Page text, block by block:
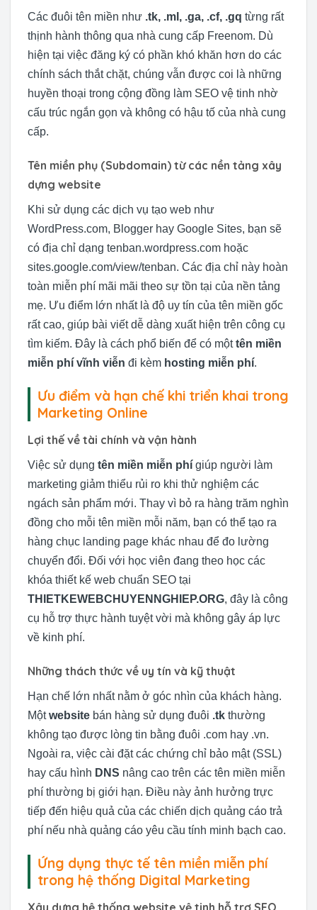
Các đuôi tên miền như .tk, .ml, .ga, .cf, .gq từng rất
thịnh hành thông qua nhà cung cấp Freenom. Dù
hiện tại việc đăng ký có phần khó khăn hơn do các
chính sách thắt chặt, chúng vẫn được coi là những
huyền thoại trong cộng đồng làm SEO vệ tinh nhờ
cấu trúc ngắn gọn và không có hậu tố của nhà cung
cấp.
Tên miền phụ (Subdomain) từ các nền tảng xây
dựng website
Khi sử dụng các dịch vụ tạo web như
WordPress.com, Blogger hay Google Sites, bạn sẽ
có địa chỉ dạng tenban.wordpress.com hoặc
sites.google.com/view/tenban. Các địa chỉ này hoàn
toàn miễn phí mãi mãi theo sự tồn tại của nền tảng
mẹ. Ưu điểm lớn nhất là độ uy tín của tên miền gốc
rất cao, giúp bài viết dễ dàng xuất hiện trên công cụ
tìm kiếm. Đây là cách phổ biến để có mộttên miền
miễn phí vĩnh viễn đi kèm hosting miễn phí.
Ưu điểm và hạn chế khi triển khai trong
Marketing Online
Lợi thế về tài chính và vận hành
Việc sử dụng tên miền miễn phí giúp người làm
marketing giảm thiểu rủi ro khi thử nghiệm các
ngách sản phẩm mới. Thay vì bỏ ra hàng trăm nghìn
đồng cho mỗi tên miền mỗi năm, bạn có thể tạo ra
hàng chục landing page khác nhau để đo lường
chuyển đổi. Đối với học viên đang theo học các
khóa thiết kế web chuẩn SEO tại
THIETKEWEBCHUYENNGHIEP.ORG, đây là công
cụ hỗ trợ thực hành tuyệt vời mà không gây áp lực
về kinh phí.
Những thách thức về uy tín và kỹ thuật
Hạn chế lớn nhất nằm ở góc nhìn của khách hàng.
Mộtwebsite bán hàng sử dụng đuôi .tk thường
không tạo được lòng tin bằng đuôi .com hay .vn.
Ngoài ra, việc cài đặt các chứng chỉ bảo mật (SSL)
hay cấu hình DNS nâng cao trên các tên miền miễn
phí thường bị giới hạn. Điều này ảnh hưởng trực
tiếp đến hiệu quả của các chiến dịch quảng cáo trả
phí nếu nhà quảng cáo yêu cầu tính minh bạch cao.
Ứng dụng thực tế tên miền miễn phí
trong hệ thống Digital Marketing